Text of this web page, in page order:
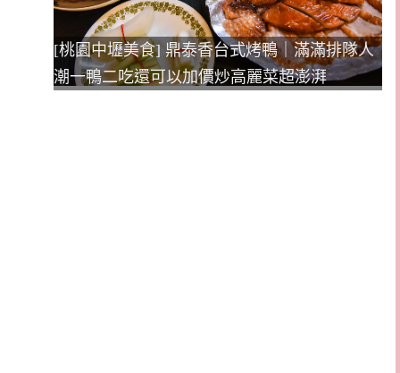
[桃園中壢美食] 鼎泰香台式烤鴨｜滿滿排隊人
潮一鴨二吃還可以加價炒高麗菜超澎湃